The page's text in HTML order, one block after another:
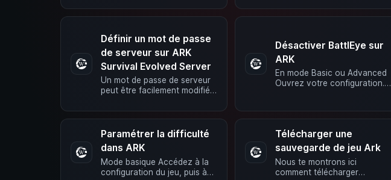
réglage supplémentaire …
Serveurs de jeux. clique
Définir un mot de passe
de serveur sur ARK
Survival Evolved Server
Un mot de passe de serveur
peut être facilement modifié
Basique Dans …
Désactiver BattlEye sur
ARK
En mode Basic ou Advanced
Ouvrez votre configuration.
Désactiver …
Paramétrer la difficulté
dans ARK
Mode basique Accédez à la
configuration du jeu, puis à
Télécharger une
sauvegarde de jeu Ark
Nous te montrons ici
comment télécharger